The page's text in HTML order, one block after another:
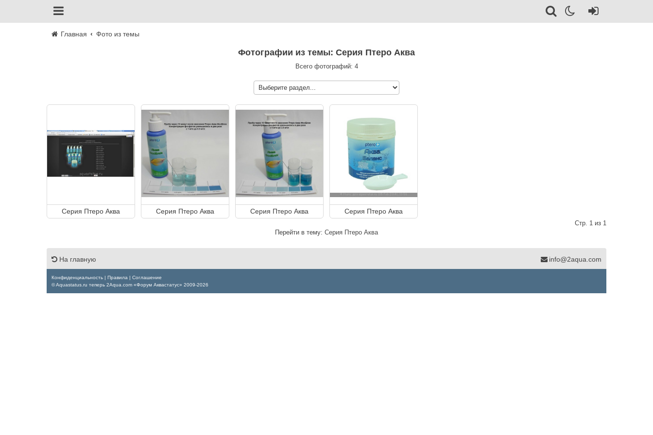
Главная Фото из темы
Фотографии из темы: Серия Птеро Аква
Всего фотографий: 4
Серия Птеро Аква Серия Птеро Аква Серия Птеро Аква Серия Птеро Аква
Стр. 1 из 1
Перейти в тему: Серия Птеро Аква
На главную info@2aqua.com
Конфиденциальность Правила
Соглашение
© Aquastatus.ru теперь 2Aqua.com «Форум Аквастатус» 2009-2026